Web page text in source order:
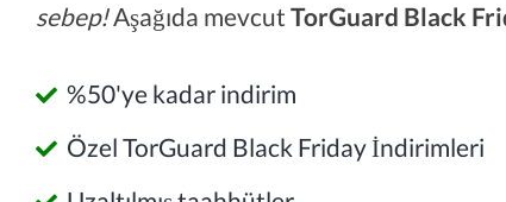
sebep!Aşağıda mevcut TorGuard Black
%50'ye kadar indirim
Özel TorGuard Black Friday İndirimleri